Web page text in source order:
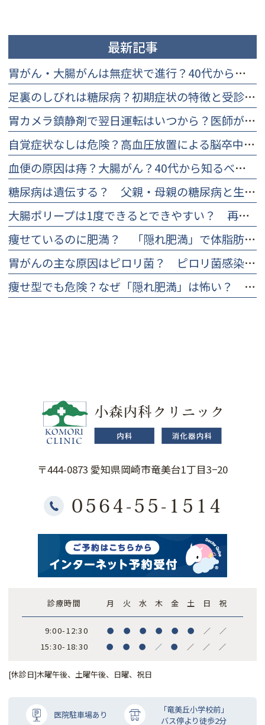
最新記事
胃がん・大腸がんは無症状で進行？40代から知るべき早期検査と理由
足裏のしびれは糖尿病？初期症状の特徴と受診を迷う方への改善策
胃カメラ鎮静剤で翌日運転はいつから？医師が教える安全基準と判断法
自覚症状なしは危険？高血圧放置による脳卒中・心筋梗塞リスクと受診目安
血便の原因は痔？大腸がん？40代から知るべき違いと痛くない検査
糖尿病は遺伝する？ 父親・母親の糖尿病と生活習慣の重要性
大腸ポリープは1度できるとできやすい？ 再発率と再発防止について
痩せているのに肥満？ 「隠れ肥満」で体脂肪率を下げる食事や対策について
胃がんの主な原因はピロリ菌？ ピロリ菌感染のリスクと早期発見の大切さ
痩せ型でも危険？なぜ「隠れ肥満」は怖い？ 見分け方とチェックリスト
〒444-0873 愛知県岡崎市竜美台1丁目3−20
0564-55-1514
診療時間 月 火 水 木 金 土 日 祝
9:00-12:30 ● ● ● ● ● ● ／ ／
15:30-18:30 ● ● ● ／ ● ／ ／ ／
[休診日]木曜午後、土曜午後、日曜、祝日
医院駐車場あり
「竜美丘小学校前」
バス停より徒歩2分